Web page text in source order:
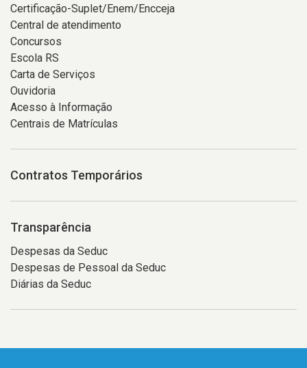
Certificação-Suplet/Enem/Encceja
Central de atendimento
Concursos
Escola RS
Carta de Serviços
Ouvidoria
Acesso à Informação
Centrais de Matrículas
Contratos Temporários
Transparência
Despesas da Seduc
Despesas de Pessoal da Seduc
Diárias da Seduc